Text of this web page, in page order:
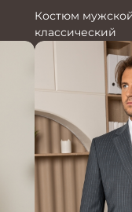
Костюм
классический